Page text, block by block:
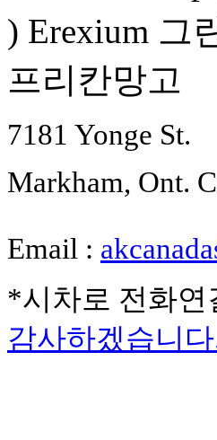
7181 Yonge St.
Markham, Ont.
Email :
*시차로 전화
감사하겠습니